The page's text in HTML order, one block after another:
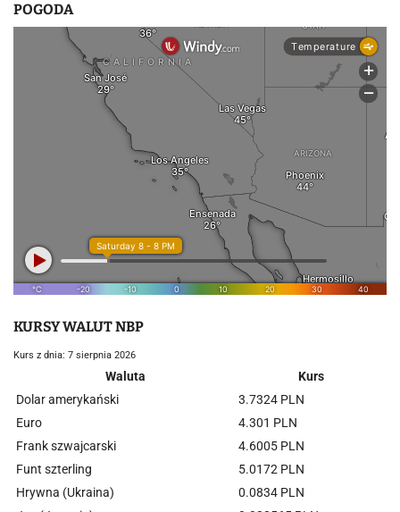
POGODA
KURSY WALUT NBP
Kurs z dnia: 7 sierpnia 2026
Waluta
Kurs
Dolar amerykański
3.7324 PLN
Euro
4.301 PLN
Frank szwajcarski
4.6005 PLN
Funt szterling
5.0172 PLN
Hrywna (Ukraina)
0.0834 PLN